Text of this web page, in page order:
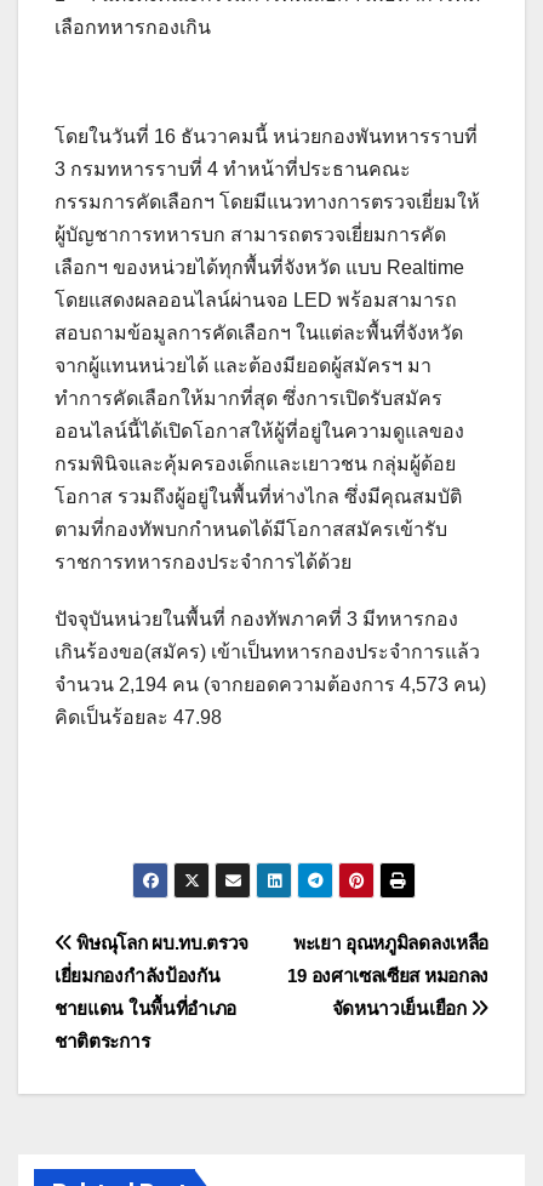
เลือกทหารกองเกิน
โดยในวันที่ 16 ธันวาคมนี้ หน่วยกองพันทหารราบที่
3 กรมทหารราบที่ 4 ทำหน้าที่ประธานคณะ
กรรมการคัดเลือกฯ โดยมีแนวทางการตรวจเยี่ยมให้
ผู้บัญชาการทหารบก สามารถตรวจเยี่ยมการคัด
เลือกฯ ของหน่วยได้ทุกพื้นที่จังหวัด แบบ Realtime
โดยแสดงผลออนไลน์ผ่านจอ LED พร้อมสามารถ
สอบถามข้อมูลการคัดเลือกฯ ในแต่ละพื้นที่จังหวัด
จากผู้แทนหน่วยได้ และต้องมียอดผู้สมัครฯ มา
ทำการคัดเลือกให้มากที่สุด ซึ่งการเปิดรับสมัคร
ออนไลน์นี้ได้เปิดโอกาสให้ผู้ที่อยู่ในความดูแลของ
กรมพินิจและคุ้มครองเด็กและเยาวชน กลุ่มผู้ด้อย
โอกาส รวมถึงผู้อยู่ในพื้นที่ห่างไกล ซึ่งมีคุณสมบัติ
ตามที่กองทัพบกกำหนดได้มีโอกาสสมัครเข้ารับ
ราชการทหารกองประจำการได้ด้วย
ปัจจุบันหน่วยในพื้นที่ กองทัพภาคที่ 3 มีทหารกอง
เกินร้องขอ(สมัคร) เข้าเป็นทหารกองประจำการแล้ว
จำนวน 2,194 คน (จากยอดความต้องการ 4,573 คน)
คิดเป็นร้อยละ 47.98
แนะแนว
เรื่อง
พะเยา อุณหภูมิลดลงเหลือ
19 องศาเซลเซียส หมอกลง
จัดหนาวเย็นเยือก
พิษณุโลก ผบ.ทบ.ตรวจ
เยี่ยมกองกำลังป้องกัน
ชายแดน ในพื้นที่อำเภอ
ชาติตระการ